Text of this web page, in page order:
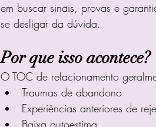
em buscar sinais, provas e
se desligar da dúvida.
Por que isso acontece?
O TOC de relacionamento
Traumas de abandono
Experiências anteriores de